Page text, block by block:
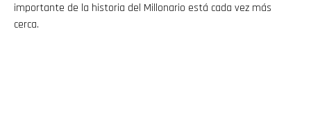
importante de la historia del Millonario está cada vez más
cerca.